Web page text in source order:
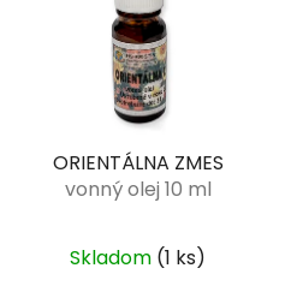
ORIENTÁLNA ZMES
vonný olej 10 ml
Skladom (1 ks)